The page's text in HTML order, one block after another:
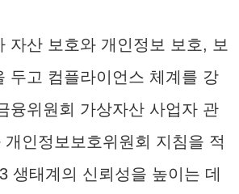
자산 보호와 개인정보 보호, 보
두고 컴플라이언스 체계를 강
융위원회 가상자산 사업자 관
인정보보호위원회 지침을 적
생태계의 신뢰성을 높이는 데